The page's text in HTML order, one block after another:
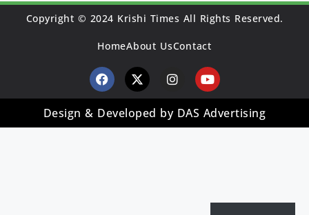
Copyright © 2024 Krishi Times All Rights Reserved.
HomeAbout UsContact
Design & Developed by DAS Advertising